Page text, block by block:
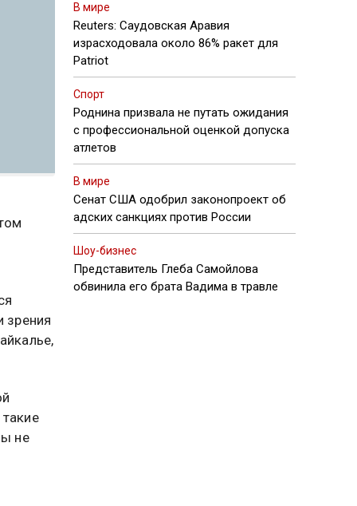
зрения
не
В мире
Reuters: Саудовская Аравия
израсходовала около 86% ракет для
Patriot
Спорт
Роднина призвала не путать ожидания
с профессиональной оценкой допуска
атлетов
В мире
Сенат США одобрил законопроект об
адских санкциях против России
Шоу-бизнес
Представитель Глеба Самойлова
обвинила его брата Вадима в травле